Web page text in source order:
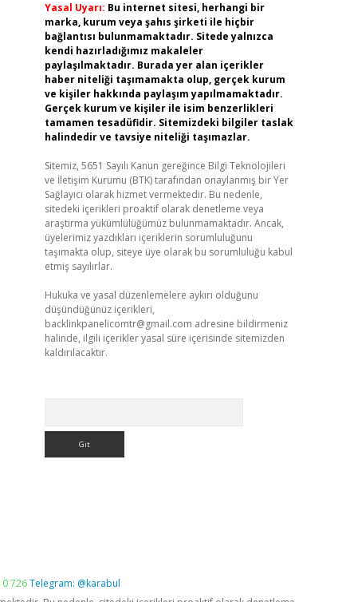
Yasal Uyarı: Bu internet sitesi, herhangi bir
marka, kurum veya şahıs şirketi ile hiçbir
bağlantısı bulunmamaktadır. Sitede yalnızca
kendi hazırladığımız makaleler
paylaşılmaktadır. Burada yer alan içerikler
haber niteliği taşımamakta olup, gerçek kurum
ve kişiler hakkında paylaşım yapılmamaktadır.
Gerçek kurum ve kişiler ile isim benzerlikleri
tamamen tesadüfidir. Sitemizdeki bilgiler taslak
halindedir ve tavsiye niteliği taşımazlar.
Sitemiz, 5651 Sayılı Kanun gereğince Bilgi Teknolojileri
ve İletişim Kurumu (BTK) tarafından onaylanmış bir Yer
Sağlayıcı olarak hizmet vermektedir. Bu nedenle,
sitedeki içerikleri proaktif olarak denetleme veya
araştırma yükümlülüğümüz bulunmamaktadır. Ancak,
üyelerimiz yazdıkları içeriklerin sorumluluğunu
taşımakta olup, siteye üye olarak bu sorumluluğu kabul
etmiş sayılırlar.
Hukuka ve yasal düzenlemelere aykırı olduğunu
düşündüğünüz içerikleri,
backlinkpanelicomtr@gmail.com adresine bildirmeniz
halinde, ilgili içerikler yasal süre içerisinde sitemizden
kaldırılacaktır.
726Telegram: @karabul